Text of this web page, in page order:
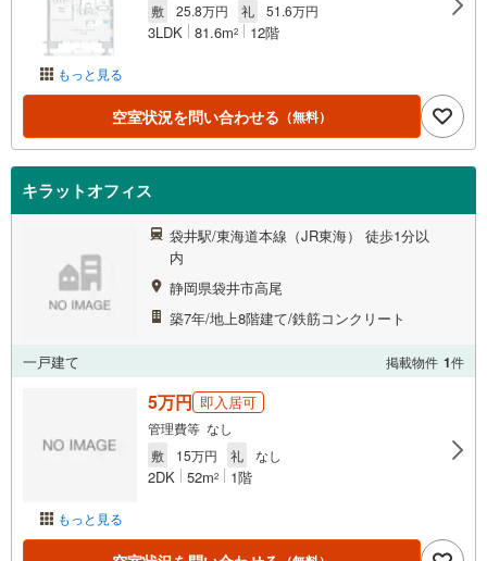
もっと見る
敷
25.8万円 礼 51.6万円
3LDK 81.6m2 12階
空室状況を問い合わせる （無料）
キラットオフィス
袋井駅/東海道本線（JR東海） 徒歩1分以
内
静岡県袋井市高尾
築7年/地上8階建て/鉄筋コンクリート
一戸建て 掲載物件 1件
もっと見る
5万円 即入居可
管理費等 なし
敷
15万円 礼 なし
2DK 52m2 1階